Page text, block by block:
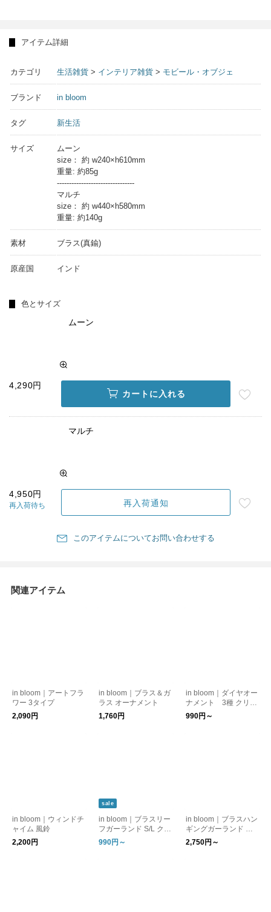
アイテム詳細
カテゴリ 生活雑貨 > インテリア雑貨 > モビール・オブジェ
ブランド in bloom
タグ 新生活
サイズ
ムーン
size： 約 w240×h610mm
重量: 約85g
--------------------------------
マルチ
size： 約 w440×h580mm
重量: 約140g
素材 ブラス(真鍮)
原産国 インド
色とサイズ
ムーン
4,290円
カートに入れる
マルチ
4,950円
再入荷待ち 再入荷通知
このアイテムについてお問い合わせする
関連アイテム
in bloom｜アートフラ
ワー 3タイプ
2,090円
in bloom｜ブラス＆ガ
ラス オーナメント
1,760円
in bloom｜ダイヤオー
ナメント 3種 クリス
マス
990円～
in bloom｜ウィンドチ
ャイム 風鈴
2,200円
sale
in bloom｜ブラスリー
フガーランド S/L クリ
スマス
990円～
in bloom｜ブラスハン
ギングガーランド ク
リスマス
2,750円～